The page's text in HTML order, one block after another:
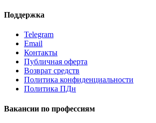
Поддержка
Telegram
Email
Контакты
Публичная оферта
Возврат средств
Политика конфиденциальности
Политика ПДн
Вакансии по профессиям